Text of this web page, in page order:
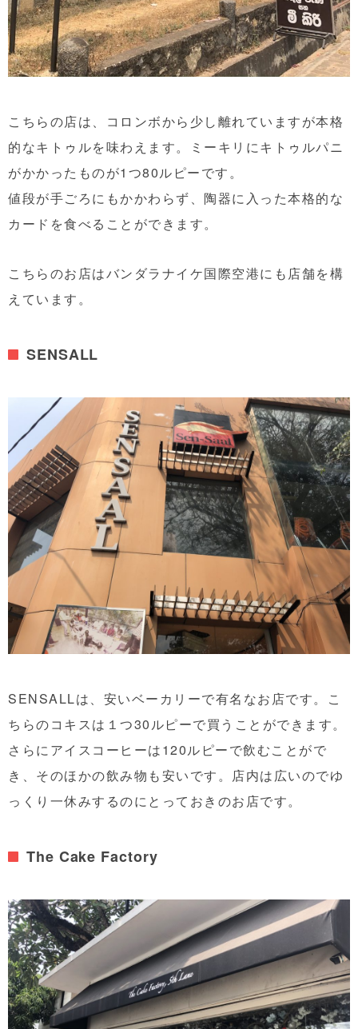
こちらの店は、コロンボから少し離れていますが本格
的なキトゥルを味わえます。ミーキリにキトゥルパニ
がかかったものが1つ80ルピーです。
値段が手ごろにもかかわらず、陶器に入った本格的な
カードを食べることができます。
こちらのお店はバンダラナイケ国際空港にも店舗を構
えています。
SENSALL
SENSALLは、安いベーカリーで有名なお店です。こ
ちらのコキスは１つ30ルピーで買うことができます。
さらにアイスコーヒーは120ルピーで飲むことがで
き、そのほかの飲み物も安いです。店内は広いのでゆ
っくり一休みするのにとっておきのお店です。
The Cake Factory